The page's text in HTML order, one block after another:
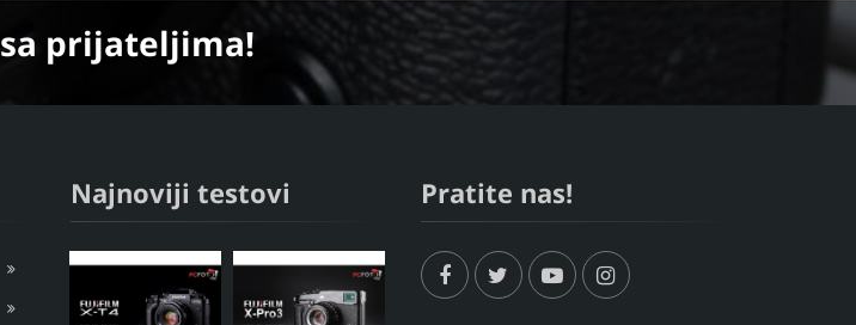
sa prijateljima!
Najnoviji testovi Pratite nas!